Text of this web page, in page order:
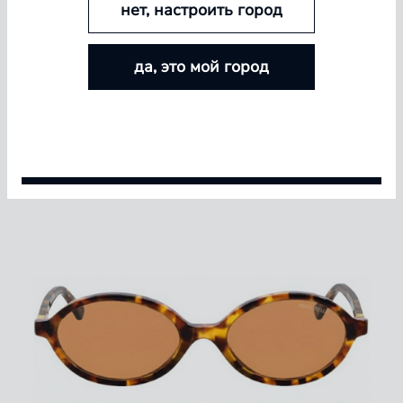
БОЛЬШЕ ЛИНЗ — БОЛЬШЕ СКИДКА
Покупайте контактные линзы Airway и увеличивайте
размер скидки — от 5% до 15%
нет, настроить город
да, это мой город